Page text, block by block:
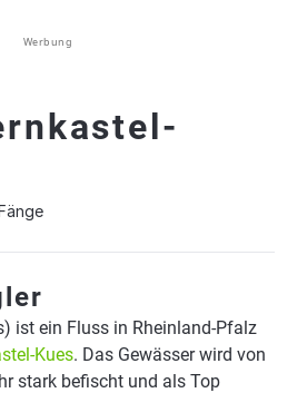
Werbung
ist ein Fluss in Rheinland-Pfalz
Kues. Das Gewässer wird von
stark befischt und als Top